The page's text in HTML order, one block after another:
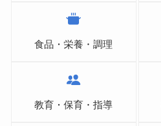
食品・栄養・調理
教育・保育・指導